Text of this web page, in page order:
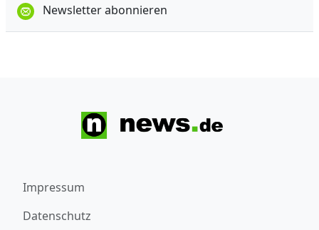
Newsletter abonnieren
Impressum
Datenschutz